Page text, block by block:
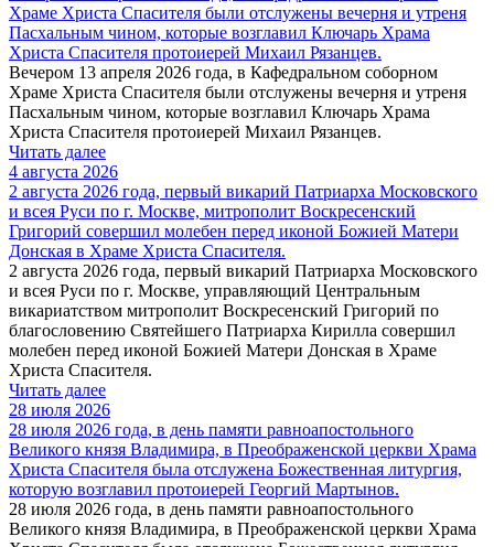
Храме Христа Спасителя были отслужены вечерня и утреня
Пасхальным чином, которые возглавил Ключарь Храма
Христа Спасителя протоиерей Михаил Рязанцев.
Вечером 13 апреля 2026 года, в Кафедральном соборном
Храме Христа Спасителя были отслужены вечерня и утреня
Пасхальным чином, которые возглавил Ключарь Храма
Христа Спасителя протоиерей Михаил Рязанцев.
Читать далее
4 августа 2026
2 августа 2026 года, первый викарий Патриарха Московского
и всея Руси по г. Москве, митрополит Воскресенский
Григорий совершил молебен перед иконой Божией Матери
Донская в Храме Христа Спасителя.
2 августа 2026 года, первый викарий Патриарха Московского
и всея Руси по г. Москве, управляющий Центральным
викариатством митрополит Воскресенский Григорий по
благословению Святейшего Патриарха Кирилла совершил
молебен перед иконой Божией Матери Донская в Храме
Христа Спасителя.
Читать далее
28 июля 2026
28 июля 2026 года, в день памяти равноапостольного
Великого князя Владимира, в Преображенской церкви Храма
Христа Спасителя была отслужена Божественная литургия,
которую возглавил протоиерей Георгий Мартынов.
28 июля 2026 года, в день памяти равноапостольного
Великого князя Владимира, в Преображенской церкви Храма